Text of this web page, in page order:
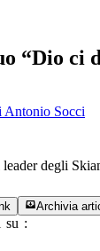
“Dio ci
Antonio Socci
degli
Archivia
su :